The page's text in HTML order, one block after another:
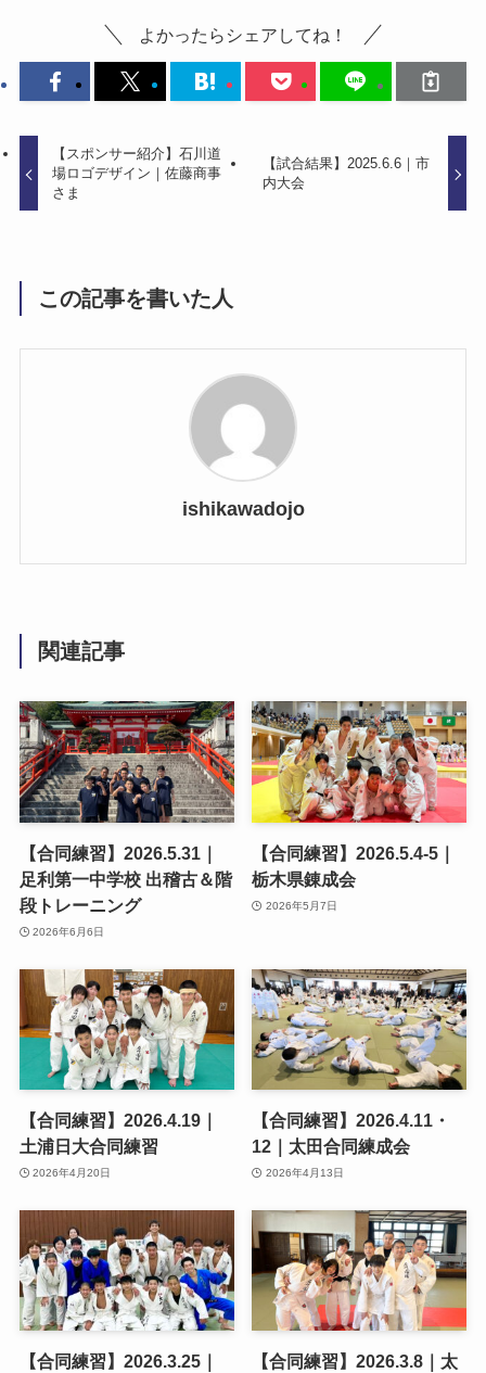
よかったらシェアしてね！
【スポンサー紹介】石川道
場ロゴデザイン｜佐藤商事
さま
【試合結果】2025.6.6｜市
内大会
この記事を書いた人
ishikawadojo
関連記事
【合同練習】2026.5.31｜
足利第一中学校 出稽古＆階
段トレーニング
2026年6月6日
【合同練習】2026.5.4-5｜
栃木県錬成会
2026年5月7日
【合同練習】2026.4.19｜
土浦日大合同練習
2026年4月20日
【合同練習】2026.4.11・
12｜太田合同練成会
2026年4月13日
【合同練習】2026.3.25｜
【合同練習】2026.3.8｜太